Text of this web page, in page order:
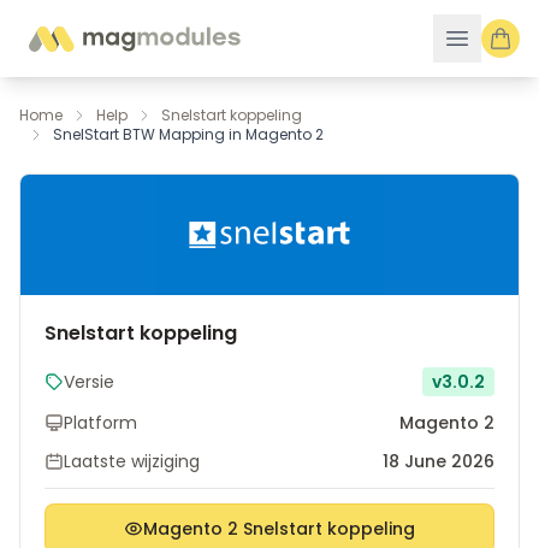
Home Help
Snelstart koppeling
SnelStart BTW Mapping in Magento 2
Snelstart koppeling
Versie
v3.0.2
Platform
Magento 2
Laatste wijziging
18 June 2026
Magento 2 Snelstart koppeling